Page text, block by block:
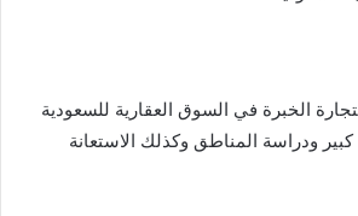
الخبرة في السوق العقارية للسعودية
ودراسة المناطق وكذلك الاستعانة